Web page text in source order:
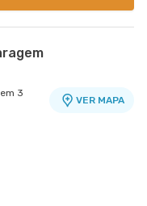
3
VER MAPA